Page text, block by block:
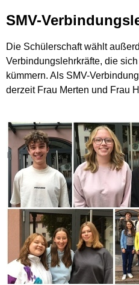
SMV-
Die Schülerschaft wählt
Verbindungslehrkräfte, die
kümmern. Als SMV-
derzeit Frau Merten und Frau